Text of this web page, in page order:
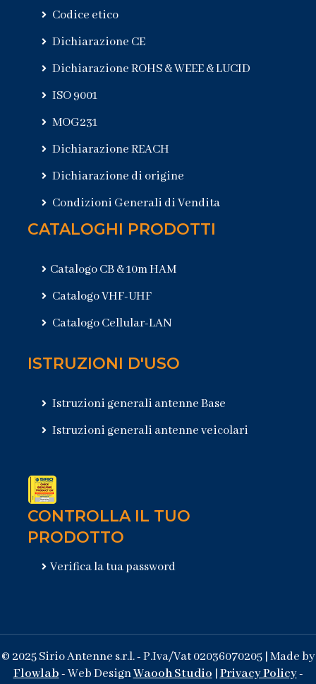
Codice etico
Dichiarazione CE
Dichiarazione ROHS & WEEE & LUCID
ISO 9001
MOG231
Dichiarazione REACH
Dichiarazione di origine
Condizioni Generali di Vendita
CATALOGHI PRODOTTI
Catalogo CB & 10m HAM
Catalogo VHF-UHF
Catalogo Cellular-LAN
ISTRUZIONI D'USO
Istruzioni generali antenne Base
Istruzioni generali antenne veicolari
CONTROLLA IL TUO
PRODOTTO
Verifica la tua password
© 2025 Sirio Antenne s.r.l. - P.Iva/Vat 02036070205 | Made by
Flowlab- Web DesignWaooh Studio|Privacy Policy-